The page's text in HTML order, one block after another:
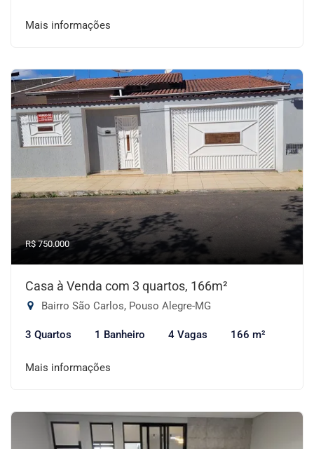
Mais informações
R$ 750.000
Casa à Venda com 3 quartos, 166m²
Bairro São Carlos, Pouso Alegre-MG
3 Quartos 1 Banheiro 4 Vagas 166 m²
Mais informações